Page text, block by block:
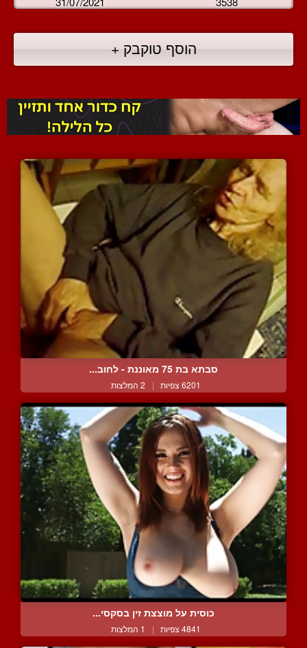
הוסף טוקבק +
סבתא בת 75 מאוננת - לחוב...
6201 צפיות | 2 המלצות
כוסית על מוצצת זין בסקסי...
4841 צפיות | 1 המלצות